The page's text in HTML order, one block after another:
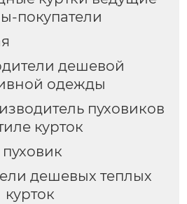
покупатели
дешевой
одежды
пуховиков
курток
дешевых теплых
курток